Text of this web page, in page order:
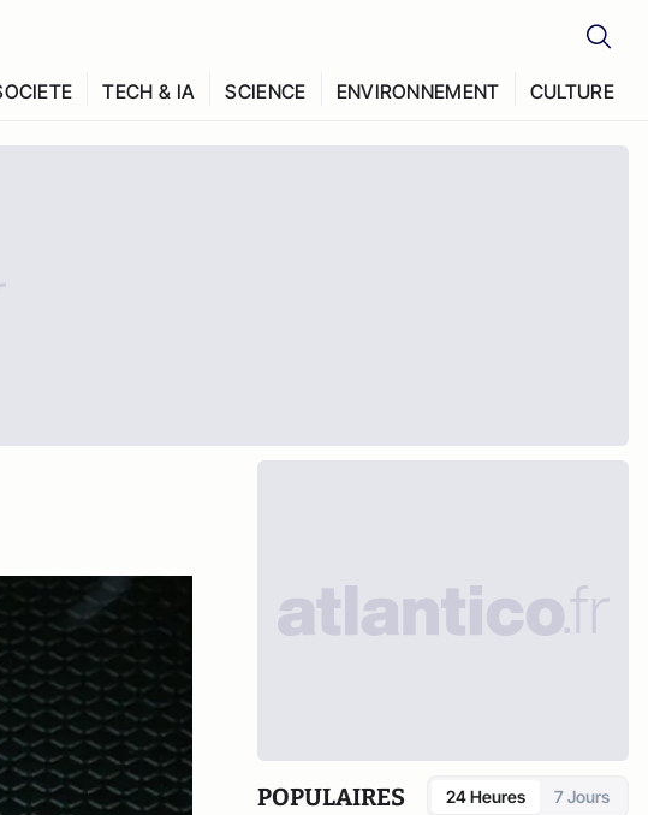
TECH & IA SCIENCE ENVIRONNEMENT CULTURE
POPULAIRES 24 Heures 7 Jours